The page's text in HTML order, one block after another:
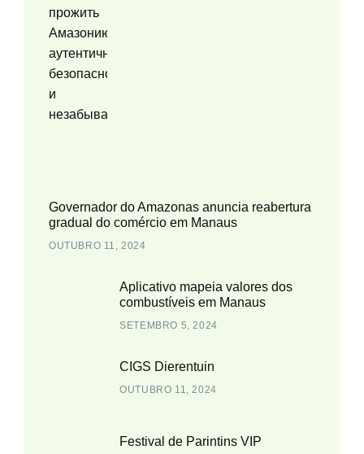
Governador do Amazonas anuncia reabertura
gradual do comércio em Manaus
OUTUBRO 11, 2024
Aplicativo mapeia valores dos
combustíveis em Manaus
SETEMBRO 5, 2024
CIGS Dierentuin
OUTUBRO 11, 2024
Festival de Parintins VIP